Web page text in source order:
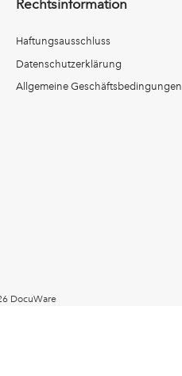
Rechtsinformation
Haftungsausschluss
Datenschutzerklärung
Allgemeine Geschäftsbedingungen
DocuWare